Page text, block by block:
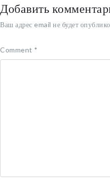
Добавить
Ваш адрес email не будет
Comment *